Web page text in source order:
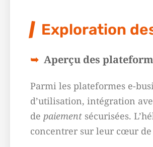
Exploration
Aperçu des
Parmi les plateformes e-
d’utilisation, intégration
de paiement sécurisées.
concentrer sur leur cœur